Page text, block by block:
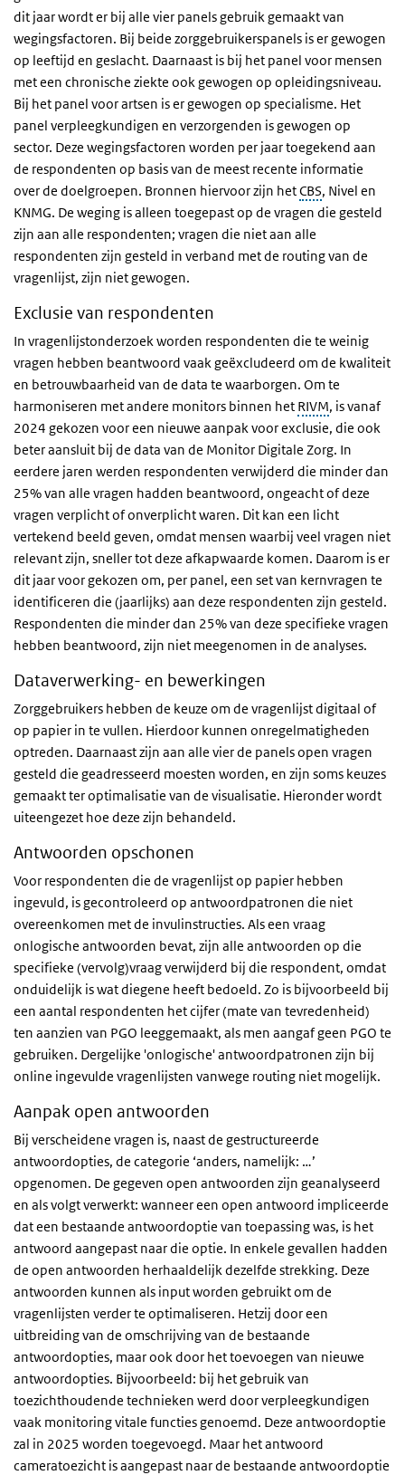
dit jaar wordt er bij alle vier panels gebruik gemaakt van
wegingsfactoren. Bij beide zorggebruikerspanels is er gewogen
op leeftijd en geslacht. Daarnaast is bij het panel voor mensen
met een chronische ziekte ook gewogen op opleidingsniveau.
Bij het panel voor artsen is er gewogen op specialisme. Het
panel verpleegkundigen en verzorgenden is gewogen op
sector. Deze wegingsfactoren worden per jaar toegekend aan
de respondenten op basis van de meest recente informatie
over de doelgroepen. Bronnen hiervoor zijn hetCBS, Nivel en
KNMG. De weging is alleen toegepast op de vragen die gesteld
zijn aan alle respondenten; vragen die niet aan alle
respondenten zijn gesteld in verband met de routing van de
vragenlijst, zijn niet gewogen.
Exclusie van respondenten
In vragenlijstonderzoek worden respondenten die te weinig
vragen hebben beantwoord vaak geëxcludeerd om de kwaliteit
en betrouwbaarheid van de data te waarborgen. Om te
harmoniseren met andere monitors binnen het RIVM, is vanaf
2024 gekozen voor een nieuwe aanpak voor exclusie, die ook
beter aansluit bij de data van de Monitor Digitale Zorg. In
eerdere jaren werden respondenten verwijderd die minder dan
25% van alle vragen hadden beantwoord, ongeacht of deze
vragen verplicht of onverplicht waren. Dit kan een licht
vertekend beeld geven, omdat mensen waarbij veel vragen niet
relevant zijn, sneller tot deze afkapwaarde komen. Daarom is er
dit jaar voor gekozen om, per panel, een set van kernvragen te
identificeren die (jaarlijks) aan deze respondenten zijn gesteld.
Respondenten die minder dan 25% van deze specifieke vragen
hebben beantwoord, zijn niet meegenomen in de analyses.
Dataverwerking- en bewerkingen
Zorggebruikers hebben de keuze om de vragenlijst digitaal of
op papier in te vullen. Hierdoor kunnen onregelmatigheden
optreden. Daarnaast zijn aan alle vier de panels open vragen
gesteld die geadresseerd moesten worden, en zijn soms keuzes
gemaakt ter optimalisatie van de visualisatie. Hieronder wordt
uiteengezet hoe deze zijn behandeld.
Antwoorden opschonen
Voor respondenten die de vragenlijst op papier hebben
ingevuld, is gecontroleerd op antwoordpatronen die niet
overeenkomen met de invulinstructies. Als een vraag
onlogische antwoorden bevat, zijn alle antwoorden op die
specifieke (vervolg)vraag verwijderd bij die respondent, omdat
onduidelijk is wat diegene heeft bedoeld. Zo is bijvoorbeeld bij
een aantal respondenten het cijfer (mate van tevredenheid)
ten aanzien van PGO leeggemaakt, als men aangaf geen PGO te
gebruiken. Dergelijke 'onlogische' antwoordpatronen zijn bij
online ingevulde vragenlijsten vanwege routing niet mogelijk.
Aanpak open antwoorden
Bij verscheidene vragen is, naast de gestructureerde
antwoordopties, de categorie ‘anders, namelijk: …’
opgenomen. De gegeven open antwoorden zijn geanalyseerd
en als volgt verwerkt: wanneer een open antwoord impliceerde
dat een bestaande antwoordoptie van toepassing was, is het
antwoord aangepast naar die optie. In enkele gevallen hadden
de open antwoorden herhaaldelijk dezelfde strekking. Deze
antwoorden kunnen als input worden gebruikt om de
vragenlijsten verder te optimaliseren. Hetzij door een
uitbreiding van de omschrijving van de bestaande
antwoordopties, maar ook door het toevoegen van nieuwe
antwoordopties. Bijvoorbeeld: bij het gebruik van
toezichthoudende technieken werd door verpleegkundigen
vaak monitoring vitale functies genoemd. Deze antwoordoptie
zal in 2025 worden toegevoegd. Maar het antwoord
cameratoezicht is aangepast naar de bestaande antwoordoptie